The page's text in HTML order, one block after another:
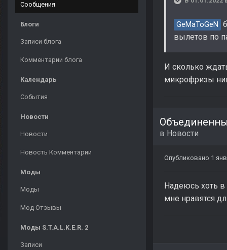
Сообщения
Блоги
Записи блога
Комментарии блога
Календарь
События
Новости
Новости
Новость Комментарии
Моды
Моды
Мод Отзывы
Моды S.T.A.L.K.E.R. 2
Записи
GeMaToGeN
вылетов по
И сколько
микрофризы
в Новости
Опубликовано 1
Надеюсь хоть
мне нравятся